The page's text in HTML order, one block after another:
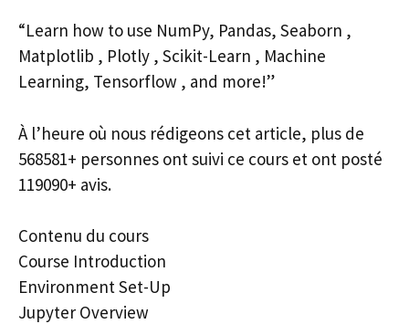
“Learn how to use NumPy, Pandas, Seaborn ,
Matplotlib , Plotly , Scikit-Learn , Machine
Learning, Tensorflow , and more!”
À l’heure où nous rédigeons cet article, plus de
568581+ personnes ont suivi ce cours et ont posté
119090+ avis.
Contenu du cours
Course Introduction
Environment Set-Up
Jupyter Overview